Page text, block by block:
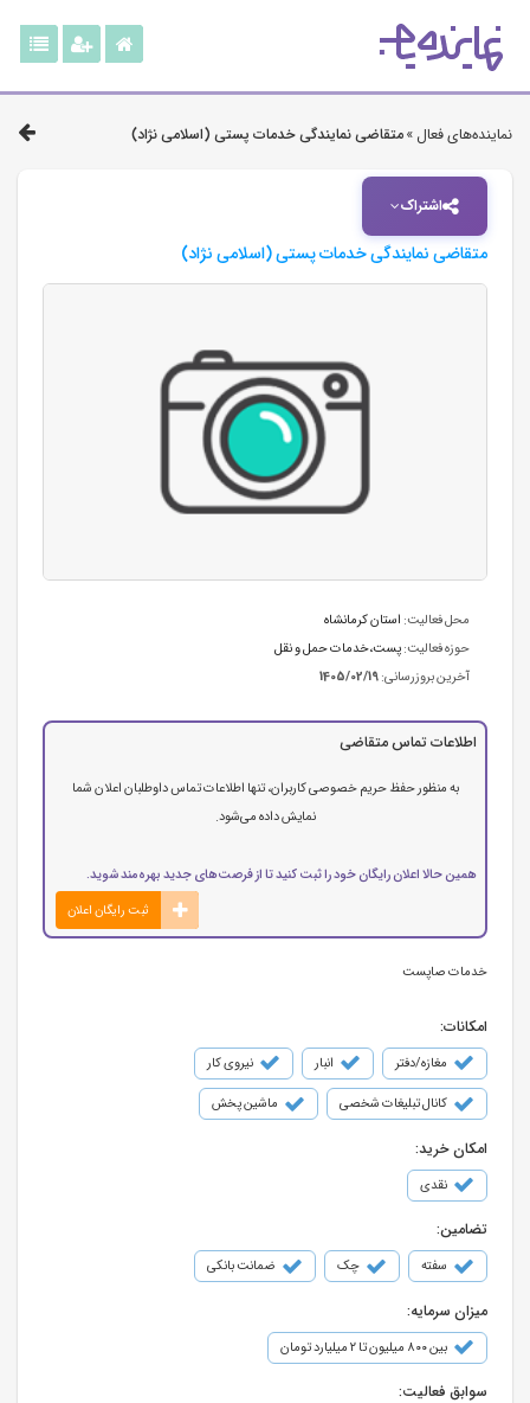
نماینده‌های فعال »متقاضی نمایندگی خدمات پستی (اسلامی نژاد)
اشتراک
متقاضی نمایندگی خدمات پستی (اسلامی نژاد)
محل فعالیت: استان کرمانشاه
حوزه فعالیت:پست،خدمات حمل و نقل
آخرین بروزرسانی:1405/02/19
اطلاعات تماس متقاضی
به منظور حفظ حریم خصوصی کاربران، تنها اطلاعات تماس داوطلبان اعلان شما
نمایش داده می‌شود.
همین حالا اعلان رایگان خود را ثبت کنید تا از فرصت‌های جدید بهره‌مند شوید.
ثبت رایگان اعلان
خدمات صاپست
امکانات:
مغازه/دفتر انبار نیروی کار
کانال تبلیغات شخصی ماشین پخش
امکان خرید:
نقدی
تضامین:
سفته چک ضمانت بانکی
میزان سرمایه:
بین ۸۰۰ میلیون تا ۲ میلیارد تومان
سوابق فعالیت: